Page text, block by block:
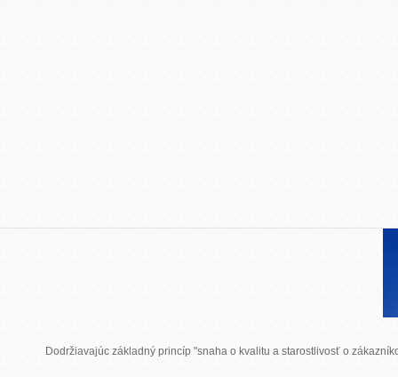
Dodržiavajúc základný princíp "snaha o kvalitu a starostlivosť o